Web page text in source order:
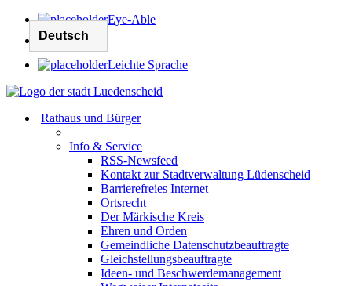
Eye-Able
Leichte Sprache
Rathaus und Bürger
Info & Service
RSS-Newsfeed
Kontakt zur Stadtverwaltung Lüdenscheid
Barrierefreies Internet
Ortsrecht
Der Märkische Kreis
Ehren und Orden
Gemeindliche Datenschutzbeauftragte
Gleichstellungsbeauftragte
Ideen- und Beschwerdemanagement